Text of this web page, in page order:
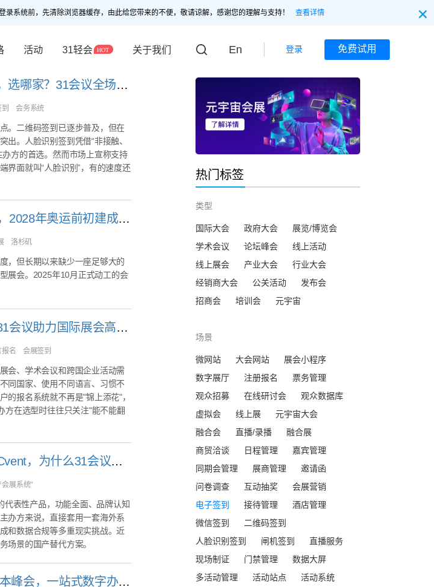
系统前，先清除浏览器缓存，由此给您带来的不便，敬请谅解，感谢您的理解与支持！ 查看详情
活动 31轻会 关于我们 En 登录 免费试用
我需要会展人脸识别签到系统，选哪家？31会议全场景解决方案深度解析
到 会务系统
。二维码签到已逐步普及，但在
出。人脸识别签到凭借“非接触、
方的首选。然而市场上宣称支持
面就叫“人脸识别”，有的速度还
洛杉矶会展中心投资26亿美元，2028年奥运前初建成，活动排期到了2040年
洛杉矶
，但长期以来缺少一座足够大的
展会。2025年10月正式动工的会
会展多语言报名系统选哪家？31会议助力国际展会高效获客
名 会展签到
会、学术会议和跨国企业活动需
同国家、使用不同语言、习惯不
的报名系统就不再是"锦上添花"，
方在选型时往往只关注"能不能翻
国产会展数字化管理系统替代Cvent，为什么31会议是更值得考虑的选择？
会展系统"
表性产品，功能全面、品牌认知
办方来说，直接套用一套海外系
和数据合规等多重现实挑战。近
场景的国产替代方案。
31会议亮相2026沙利文科创资本峰会，一站式数字办会方案助力高端产业盛会
热门标签
类型
国际大会 政府大会
展览/博览会
学术会议
论坛峰会
线上活动
线上展会
产业大会
行业大会
经销商大会
公关活动
发布会
招商会
培训会 元宇宙
场景
微网站 大会网站
展会小程序
数字展厅
注册报名
票务管理
观众招募
在线研讨会
观众数据库
虚拟会
线上展
元宇宙大会
融合会
直播/录播
融合展
商贸洽谈
日程管理
嘉宾管理
同期会管理
展商管理
邀请函
问卷调查
互动抽奖
会展营销
电子签到
接待管理
酒店管理
微信签到
二维码签到
人脸识别签到
闸机签到
直播服务
现场制证
门禁管理
数据大屏
多活动管理
活动站点
活动系统